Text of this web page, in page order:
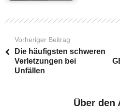
Vorheriger Beitrag
Die häufigsten schweren
Verletzungen bei
Unfällen
Über den